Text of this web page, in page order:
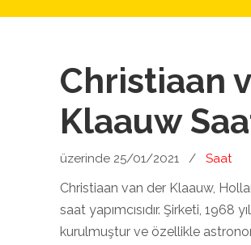
Christiaan
Klaauw
üzerinde 25/01/2021 / Saat
Christiaan van der Klaauw,
saat yapımcısıdır. Şirketi, 1968
kurulmuştur ve özellikle